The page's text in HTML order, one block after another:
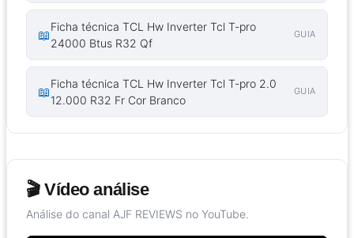
📖
Ficha técnica TCL Hw Inverter Tcl T-pro
24000 Btus R32 Qf
GUIA
📖
Ficha técnica TCL Hw Inverter Tcl T-pro 2.0
12.000 R32 Fr Cor Branco
GUIA
🎬 Vídeo análise
Análise do canal AJF REVIEWS no YouTube.